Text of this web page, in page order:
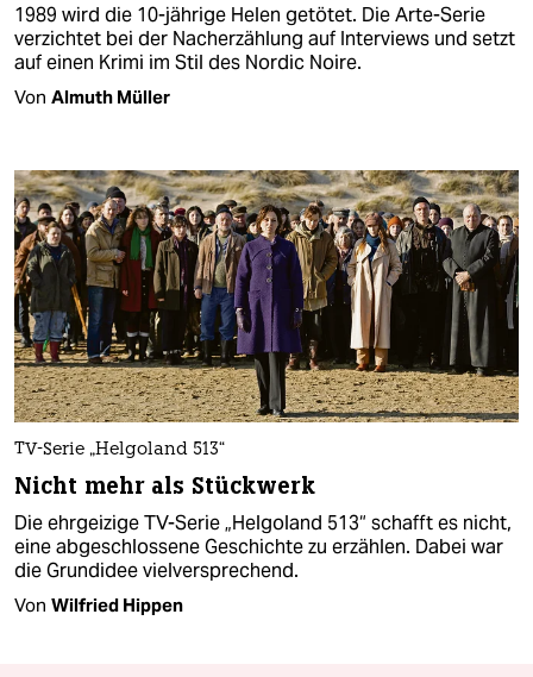
1989 wird die 10-jährige Helen getötet. Die Arte-Serie
verzichtet bei der Nacherzählung auf Interviews und setzt
auf einen Krimi im Stil des Nordic Noire.
Von Almuth Müller
TV-Serie „Helgoland 513“
Nicht mehr als Stückwerk
Die ehrgeizige TV-Serie „Helgoland 513“ schafft es nicht,
eine abgeschlossene Geschichte zu erzählen. Dabei war
die Grundidee vielversprechend.
Von Wilfried Hippen